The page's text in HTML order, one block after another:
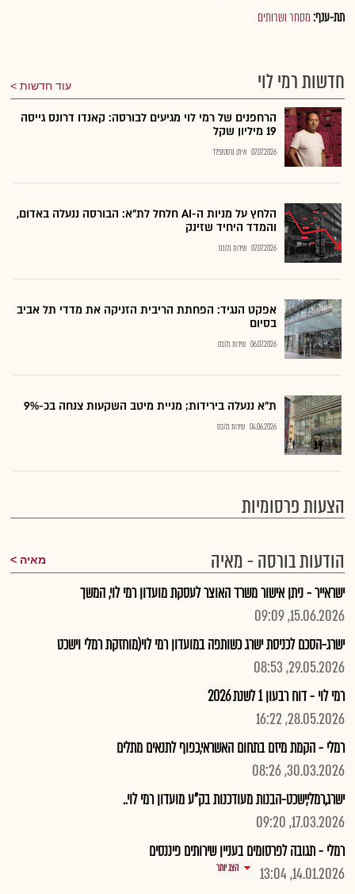
תת-ענף:מסחר ושרותים
חדשות רמי לוי עוד חדשות
הרחפנים של רמי לוי מגיעים לבורסה: קאנדו דרונס גייסה
19 מיליון שקל
07.07.2026 איתן גרסטנפלד
הלחץ על מניות ה-AI חלחל לת"א: הבורסה ננעלה באדום,
והמדד היחיד שזינק
07.07.2026 שירות גלובס
אפקט הנגיד: הפחתת הריבית הזניקה את מדדי תל אביב
בסיום
06.07.2026 שירות גלובס
ת"א ננעלה בירידות; מניית מיטב השקעות צנחה בכ-9%
04.06.2026 שירות גלובס
הצעות פרסומיות
הודעות בורסה - מאיה
מאיה
ישראייר - ניתן אישור משרד האוצר לעסקת מועדון רמי לוי, המשך
15.06.2026, 09:09
ישרג-הסכם לכניסת ישרג כשותפה במועדון רמי לוי(מוחזקת רמלי וישכט
29.05.2026, 08:53
רמי לוי - דוח רבעון 1 לשנת 2026
28.05.2026, 16:22
רמלי - הקמת מיזם בתחום האשראי,כפוף לתנאים מתלים
30.03.2026, 08:26
ישרג,רמלי,ישכט-הבנות מעודכנות בק"ע מועדון רמי לוי..
17.03.2026, 09:20
רמלי - תגובה לפרסומים בעניין שירותים פיננסים
14.01.2026, 13:04
הצג יותר